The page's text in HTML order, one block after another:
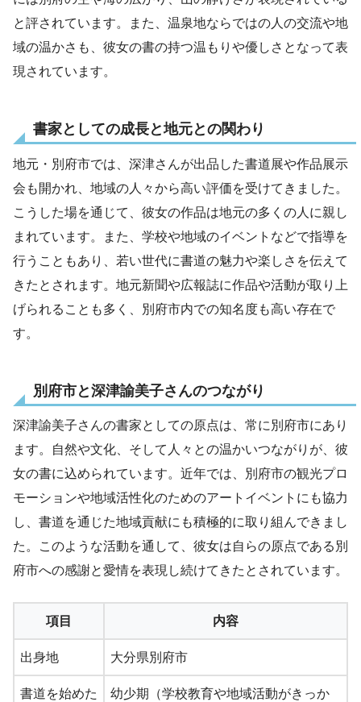
と評されています。また、温泉地ならではの人の交流や地
域の温かさも、彼女の書の持つ温もりや優しさとなって表
現されています。
書家としての成長と地元との関わり
地元・別府市では、深津さんが出品した書道展や作品展示
会も開かれ、地域の人々から高い評価を受けてきました。
こうした場を通じて、彼女の作品は地元の多くの人に親し
まれています。また、学校や地域のイベントなどで指導を
行うこともあり、若い世代に書道の魅力や楽しさを伝えて
きたとされます。地元新聞や広報誌に作品や活動が取り上
げられることも多く、別府市内での知名度も高い存在で
す。
別府市と深津諭美子さんのつながり
深津諭美子さんの書家としての原点は、常に別府市にあり
ます。自然や文化、そして人々との温かいつながりが、彼
女の書に込められています。近年では、別府市の観光プロ
モーションや地域活性化のためのアートイベントにも協力
し、書道を通じた地域貢献にも積極的に取り組んできまし
た。このような活動を通して、彼女は自らの原点である別
府市への感謝と愛情を表現し続けてきたとされています。
項目 内容
出身地 大分県別府市
書道を始めた
幼少期（学校教育や地域活動がきっか